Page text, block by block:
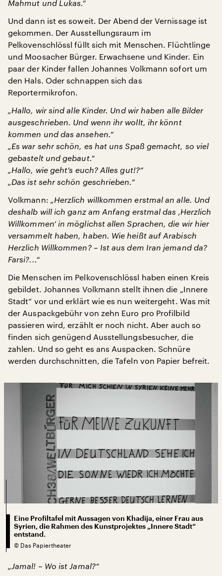
Mahmut und Lukas.“
Und dann ist es soweit. Der Abend der Vernissage ist
gekommen. Der Ausstellungsraum im
Pelkovenschlössl füllt sich mit Menschen. Flüchtlinge
und Moosacher Bürger. Erwachsene und Kinder. Ein
paar der Kinder fallen Johannes Volkmann sofort um
den Hals. Oder schnappen sich das
Reportermikrofon.
„Hallo, wir sind alle Kinder. Und wir haben alle Bilder
ausgeschrieben. Und wenn ihr wollt, ihr könnt
kommen und das ansehen.“
„Es war sehr schön, es hat uns Spaß gemacht, so viel
gebastelt und gebaut.“
„Hallo, wie geht’s euch? Alles gut!?“
„Das ist sehr schön geschrieben.“
Volkmann: „Herzlich willkommen erstmal an alle. Und
deshalb will ich ganz am Anfang erstmal das ‚Herzlich
Willkommen‘ in möglichst allen Sprachen, die wir hier
versammelt haben, haben. Wie heißt auf Arabisch
Herzlich Willkommen? – Ist aus dem Iran jemand da?
Farsi?...“
Die Menschen im Pelkovenschlössl haben einen Kreis
gebildet. Johannes Volkmann stellt ihnen die „Innere
Stadt“ vor und erklärt wie es nun weitergeht. Was mit
der Auspackgebühr von zehn Euro pro Profilbild
passieren wird, erzählt er noch nicht. Aber auch so
finden sich genügend Ausstellungsbesucher, die
zahlen. Und so geht es ans Auspacken. Schnüre
werden durchschnitten, die Tafeln von Papier befreit.
Eine Profiltafel mit Aussagen von Khadija, einer Frau aus
Syrien, die Rahmen des Kunstprojektes „Innere Stadt“
entstand.
© Das Papiertheater
„Jamal! – Wo ist Jamal?“